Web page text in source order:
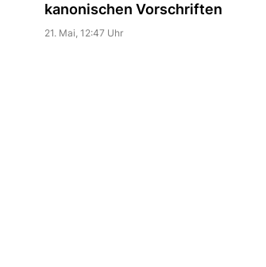
kanonischen Vorschriften
21. Mai, 12:47 Uhr